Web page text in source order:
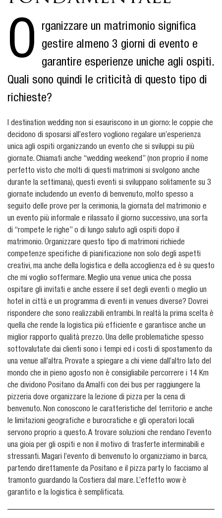
O
rganizzare un matrimonio significa
gestire almeno 3 giorni di evento e
garantire esperienze uniche agli ospiti.
Quali sono quindi le criticità di questo tipo di
richieste?
I destination wedding non si esauriscono in un giorno: le coppie che
decidono di sposarsi all’estero vogliono regalare un’esperienza
unica agli ospiti organizzando un evento che si sviluppi su più
giornate. Chiamati anche “wedding weekend” (non proprio il nome
perfetto visto che molti di questi matrimoni si svolgono anche
durante la settimana), questi eventi si sviluppano solitamente su 3
giornate includendo un evento di benvenuto, molto spesso a
seguito delle prove per la cerimonia, la giornata del matrimonio e
un evento più informale e rilassato il giorno successivo, una sorta
di “rompete le righe” o di lungo saluto agli ospiti dopo il
matrimonio. Organizzare questo tipo di matrimoni richiede
competenze specifiche di pianificazione non solo degli aspetti
creativi, ma anche della logistica e della accoglienza ed è su questo
che mi voglio soffermare. Meglio una venue unica che possa
ospitare gli invitati e anche essere il set degli eventi o meglio un
hotel in città e un programma di eventi in venues diverse? Dovrei
rispondere che sono realizzabili entrambi. In realtà la prima scelta è
quella che rende la logistica più efficiente e garantisce anche un
miglior rapporto qualità prezzo. Una delle problematiche spesso
sottovalutate dai clienti sono i tempi ed i costi di spostamento da
una venue all’altra. Provate a spiegare a chi viene dall’altro lato del
mondo che in pieno agosto non è consigliabile percorrere i 14 Km
che dividono Positano da Amalfi con dei bus per raggiungere la
pizzeria dove organizzare la lezione di pizza per la cena di
benvenuto. Non conoscono le caratteristiche del territorio e anche
le limitazioni geografiche e burocratiche e gli operatori locali
servono proprio a questo. A trovare soluzioni che rendano l’evento
una gioia per gli ospiti e non il motivo di trasferte interminabili e
stressanti. Magari l’evento di benvenuto lo organizziamo in barca,
partendo direttamente da Positano e il pizza party lo facciamo al
tramonto guardando la Costiera dal mare. L’effetto wow è
garantito e la logistica è semplificata.